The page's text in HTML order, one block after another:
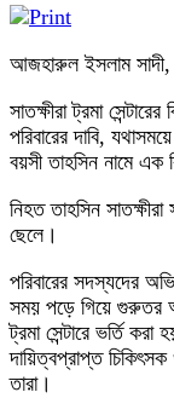
আজহারুল ইসলাম সাদী,
সাতক্ষীরা ট্রমা
পরিবারের দাবি,
বয়সী তাহসিন নামে
নিহত তাহসিন
ছেলে।
পরিবারের সদস্যদের
সময় পড়ে গিয়ে গুরুতর
ট্রমা সেন্টারে ভর্তি
দায়িত্বপ্রাপ্ত চিকিৎসক
তারা।